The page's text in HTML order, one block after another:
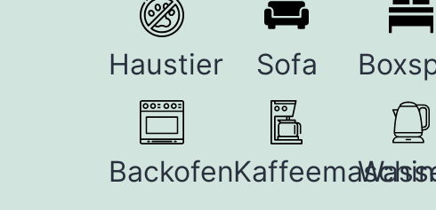
Haustier Sofa
Backofen